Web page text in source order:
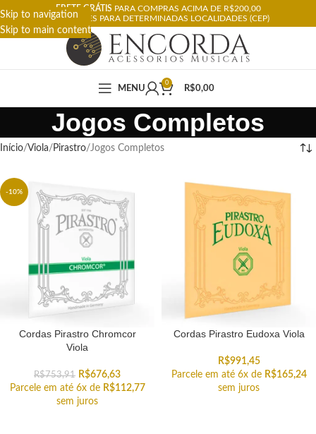
Skip to navigation
Skip to main content
FRETE GRÁTIS PARA COMPRAS ACIMA DE R$200,00
RESTRIÇÕES PARA DETERMINADAS LOCALIDADES (CEP)
MENU
0
R$0,00
Jogos Completos
Início Viola Pirastro Jogos Completos
-10%
Cordas Pirastro Chromcor
Viola
R$753,91 R$676,63
Parcele em até 6x de R$112,77
sem juros
Cordas Pirastro Eudoxa Viola
R$991,45
Parcele em até 6x de R$165,24
sem juros